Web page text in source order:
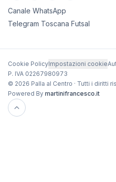
Canale WhatsApp
Telegram Toscana Futsal
Cookie PolicyImpostazioni cookie
P. IVA 02267980973
© 2026 Palla al Centro · Tutti i diritti
Powered By martinifrancesco.it